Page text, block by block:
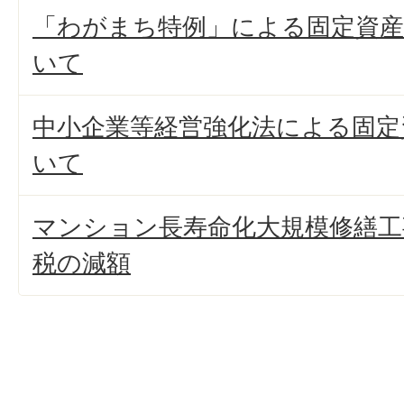
「わがまち特例」による固定資
いて
中小企業等経営強化法による固
いて
マンション長寿命化大規模修繕
税の減額